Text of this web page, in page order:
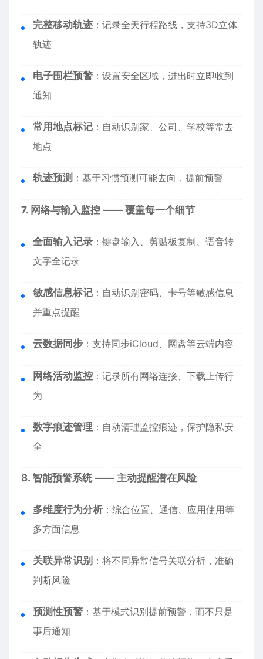
完整移动轨迹 ：记录全天行程路线，支持3D立体
轨迹
电子围栏预警 ：设置安全区域，进出时立即收到
通知
常用地点标记 ：自动识别家、公司、学校等常去
地点
轨迹预测 ：基于习惯预测可能去向，提前预警
7. 网络与输入监控 —— 覆盖每一个细节
全面输入记录 ：键盘输入、剪贴板复制、语音转
文字全记录
敏感信息标记 ：自动识别密码、卡号等敏感信息
并重点提醒
云数据同步 ：支持同步iCloud、网盘等云端内容
网络活动监控 ：记录所有网络连接、下载上传行
为
数字痕迹管理 ：自动清理监控痕迹，保护隐私安
全
8. 智能预警系统 —— 主动提醒潜在风险
多维度行为分析 ：综合位置、通信、应用使用等
多方面信息
关联异常识别 ：将不同异常信号关联分析，准确
判断风险
预测性预警 ：基于模式识别提前预警，而不只是
事后通知